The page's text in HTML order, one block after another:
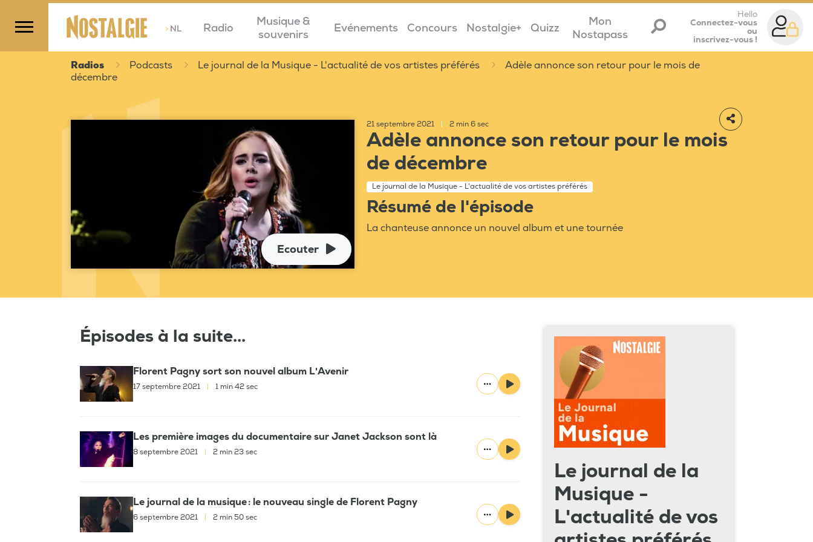
>NL Radio
Musique &
souvenirs
Evénements Concours Nostalgie+ Quizz
Mon
Nostapass
Hello
Connectez-vous
ou
inscrivez-vous !
Radios Podcasts Le journal de la Musique - L'actualité de vos artistes préférés
Adèle annonce son retour pour le mois de
décembre
Ecouter
21 septembre 2021 2 min 6 sec
Adèle annonce son retour pour le mois
de décembre
Le journal de la Musique - L'actualité de vos artistes préférés
Résumé de l'épisode
La chanteuse annonce un nouvel album et une tournée
Épisodes à la suite...
Florent Pagny sort son nouvel album L'Avenir
17 septembre 2021 1 min 42 sec
Les première images du documentaire sur Janet Jackson sont là
8 septembre 2021 2 min 23 sec
Le journal de la musique : le nouveau single de Florent Pagny
6 septembre 2021 2 min 50 sec
Le journal de la
Musique -
L'actualité de vos